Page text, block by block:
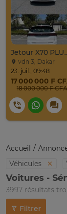
Jetour
vdn 3, Dakar
23. juil., 09:48
17 000 000 F
18 000 000 F CFA
Accueil
Véhicules
Voitures -
3997 résultats
Filtrer